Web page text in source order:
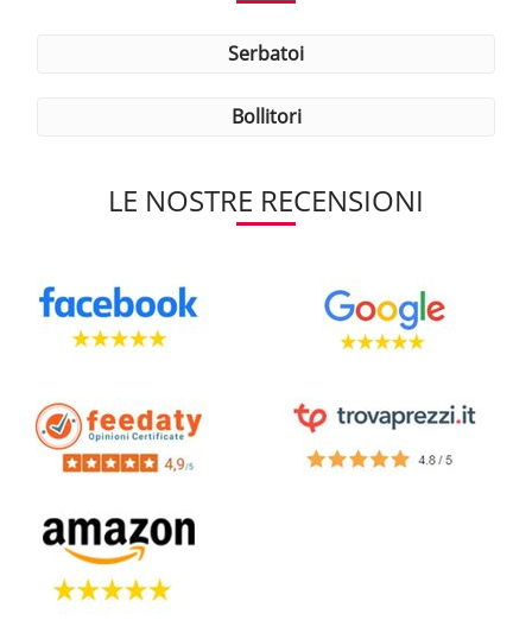
serbatoi
bollitori
LE NOSTRE RECENSIONI